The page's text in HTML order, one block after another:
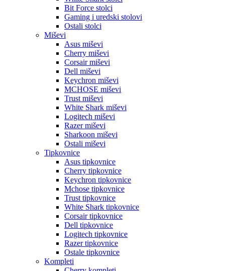
Bit Force stolci
Gaming i uredski stolovi
Ostali stolci
Miševi
Asus miševi
Cherry miševi
Corsair miševi
Dell miševi
Keychron miševi
MCHOSE miševi
Trust miševi
White Shark miševi
Logitech miševi
Razer miševi
Sharkoon miševi
Ostali miševi
Tipkovnice
Asus tipkovnice
Cherry tipkovnice
Keychron tipkovnice
Mchose tipkovnice
Trust tipkovnice
White Shark tipkovnice
Corsair tipkovnice
Dell tipkovnice
Logitech tipkovnice
Razer tipkovnice
Ostale tipkovnice
Kompleti